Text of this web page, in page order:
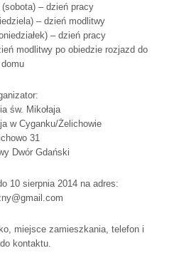
– dzień pracy
– dzień modlitwy
– dzień pracy
modlitwy po obiedzie rozjazd do
domu
św. Mikołaja
w Cyganku/Żelichowie
31
Dwór Gdański
10 sierpnia 2014 na adres:
miejsce zamieszkania, telefon i
kontaktu.